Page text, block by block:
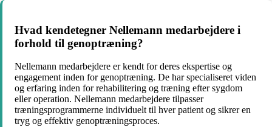
Hvad kendetegner Nellemann medarbejdere i
forhold til genoptræning?
Nellemann medarbejdere er kendt for deres ekspertise og
engagement inden for genoptræning. De har specialiseret viden
og erfaring inden for rehabilitering og træning efter sygdom
eller operation. Nellemann medarbejdere tilpasser
træningsprogrammerne individuelt til hver patient og sikrer en
tryg og effektiv genoptræningsproces.